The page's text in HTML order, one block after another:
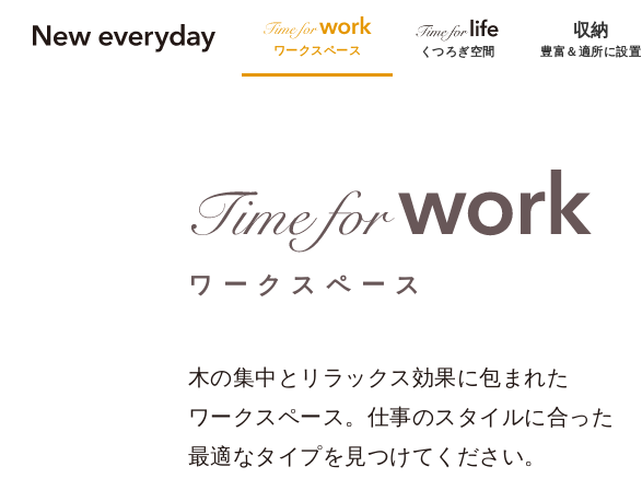
ワークスペース くつろぎ空間
収納
豊富＆適所に設置
ワークスペース
木の集中とリラックス効果に包まれた
ワークスペース。仕事のスタイルに合った
最適なタイプを見つけてください。